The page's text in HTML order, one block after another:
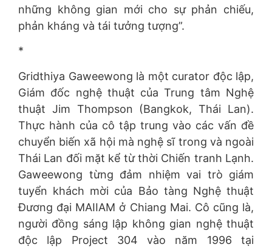
những không gian mới cho sự phản chiếu,
phản kháng và tái tưởng tượng”.
*
Gridthiya Gaweewong là một curator độc lập,
Giám đốc nghệ thuật của Trung tâm Nghệ
thuật Jim Thompson (Bangkok, Thái Lan).
Thực hành của cô tập trung vào các vấn đề
chuyển biến xã hội mà nghệ sĩ trong và ngoài
Thái Lan đối mặt kể từ thời Chiến tranh Lạnh.
Gaweewong từng đảm nhiệm vai trò giám
tuyển khách mời của Bảo tàng Nghệ thuật
Đương đại MAIIAM ở Chiang Mai. Cô cũng là,
người đồng sáng lập không gian nghệ thuật
độc lập Project 304 vào năm 1996 tại